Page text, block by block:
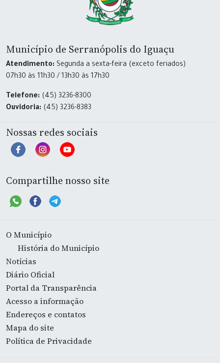
Município de Serranópolis do Iguaçu
Atendimento: Segunda a sexta-feira (exceto feriados)
07h30 às 11h30 / 13h30 às 17h30
Telefone: (45) 3236-8300
Ouvidoria: (45) 3236-8383
Nossas redes sociais
Compartilhe nosso site
O Município
História do Município
Notícias
Diário Oficial
Portal da Transparência
Acesso a informação
Endereços e contatos
Mapa do site
Política de Privacidade